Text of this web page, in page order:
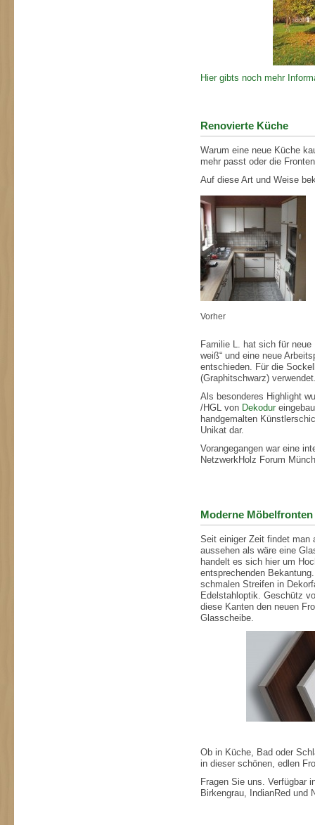
Hier gibts noch mehr
Renovierte Küche
Warum eine neue Küche
mehr passt oder die
Auf diese Art und Weise
Vorher
Familie L. hat sich für neue
weiß“ und eine neue
entschieden. Für die
(Graphitschwarz)
Als besonderes Highlight
/HGL von Dekodur
handgemalten
Unikat dar.
Vorangegangen war eine
NetzwerkHolz Forum
Moderne
Seit einiger Zeit findet man
aussehen als wäre eine
handelt es sich hier um
entsprechenden
schmalen Streifen in
Edelstahloptik. Geschütz
diese Kanten den neuen
Glasscheibe.
Ob in Küche, Bad oder
in dieser schönen, edlen
Fragen Sie uns. Verfügbar
Birkengrau, IndianRed und